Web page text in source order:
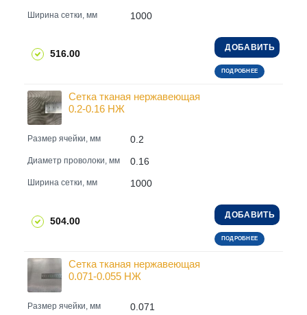
Ширина сетки, мм 1000
516.00
ДОБАВИТЬ
ПОДРОБНЕЕ
Сетка тканая нержавеющая
0.2-0.16 НЖ
Размер ячейки, мм 0.2
Диаметр проволоки, мм 0.16
Ширина сетки, мм 1000
504.00
ДОБАВИТЬ
ПОДРОБНЕЕ
Сетка тканая нержавеющая
0.071-0.055 НЖ
Размер ячейки, мм 0.071